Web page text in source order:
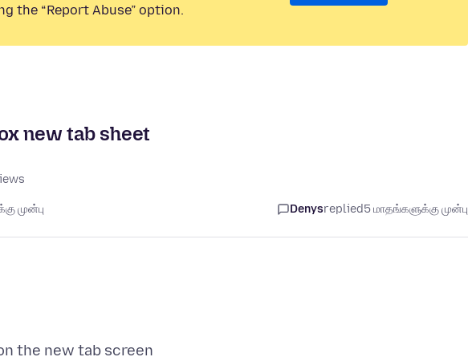
the “Report Abuse” option.
new tab sheet
முன்பு Denysreplied5 மாதங்களுக்கு முன்பு